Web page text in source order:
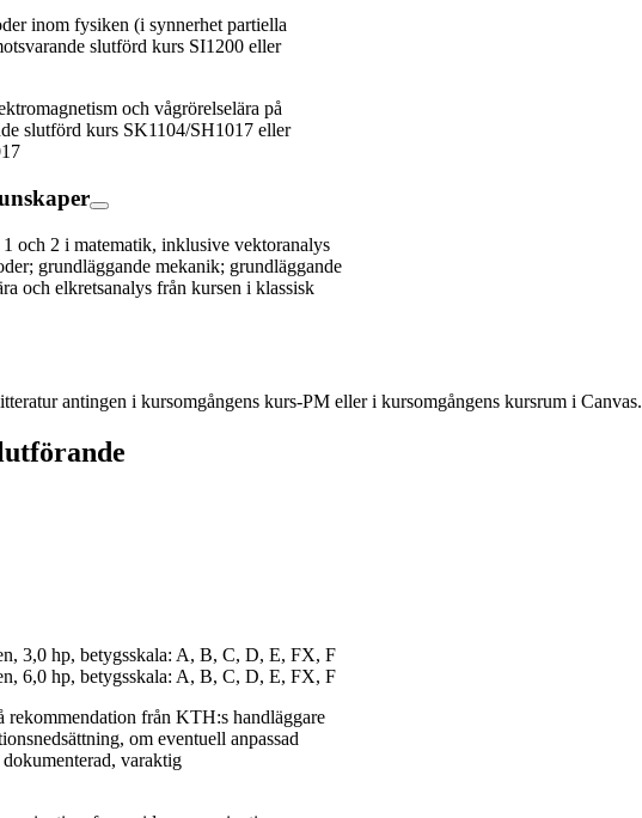
inom fysiken (i synnerhet partiella
slutförd kurs SI1200 eller
och vågrörelselära på
slutförd kurs SK1104/SH1017 eller
och 2 i matematik, inklusive vektoranalys
grundläggande mekanik; grundläggande
och elkretsanalys från kursen i klassisk
antingen i kursomgångens kurs-PM eller i kursomgångens kursrum i Canvas.
3,0 hp, betygsskala: A, B, C, D, E, FX, F
6,0 hp, betygsskala: A, B, C, D, E, FX, F
rekommendation från KTH:s handläggare
om eventuell anpassad
varaktig